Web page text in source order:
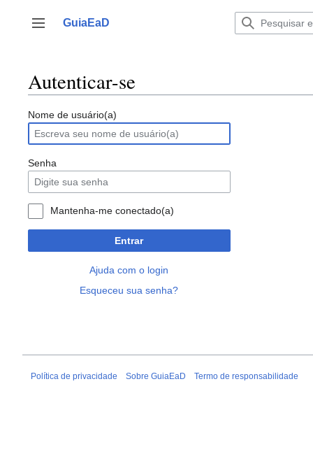
para
Alternar barra lateral
GuiaEaD
Autenticar-se
Nome de usuário(a)
Senha
Mantenha-me conectado(a)
Entrar
Ajuda com o login
Esqueceu sua senha?
Política de privacidade Sobre GuiaEaD Termo de responsabilidade